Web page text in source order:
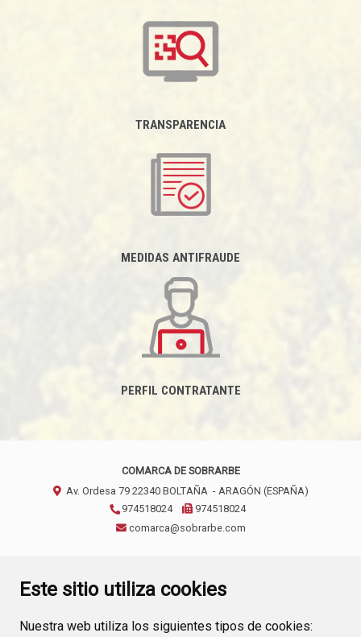
Este sitio utiliza cookies
Nuestra web utiliza los siguientes tipos de cookies:
TRANSPARENCIA
MEDIDAS ANTIFRAUDE
PERFIL CONTRATANTE
COMARCA DE SOBRARBE
Av. Ordesa 79 22340 BOLTAÑA - ARAGÓN (ESPAÑA)
974518024
974518024
comarca@sobrarbe.com